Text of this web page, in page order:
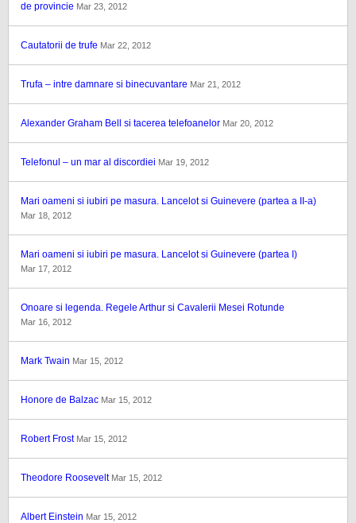
de provincie Mar 23, 2012
Cautatorii de trufe Mar 22, 2012
Trufa – intre damnare si binecuvantare Mar 21, 2012
Alexander Graham Bell si tacerea telefoanelor Mar 20, 2012
Telefonul – un mar al discordiei Mar 19, 2012
Mari oameni si iubiri pe masura. Lancelot si Guinevere (partea a II-a)
Mar 18, 2012
Mari oameni si iubiri pe masura. Lancelot si Guinevere (partea I)
Mar 17, 2012
Onoare si legenda. Regele Arthur si Cavalerii Mesei Rotunde
Mar 16, 2012
Mark Twain Mar 15, 2012
Honore de Balzac Mar 15, 2012
Robert Frost Mar 15, 2012
Theodore Roosevelt Mar 15, 2012
Albert Einstein Mar 15, 2012